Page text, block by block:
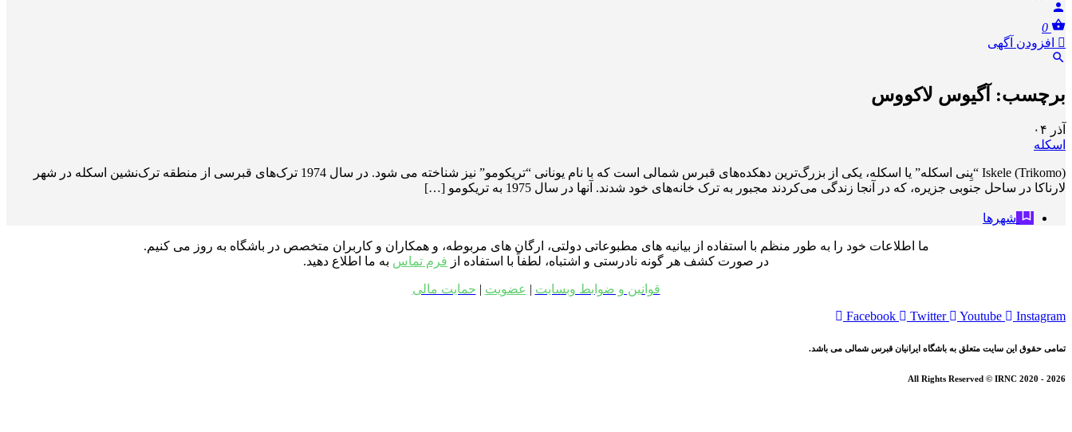
0
افزودن آگهی
برچسب: آگیوس لاکووس
آذر ۰۴
اسکله
Iskele (Trikomo) “یِنی اسکله” یا اسکله، یکی از بزرگ‌ترین دهکده‌های قبرس شمالی است که با نام یونانی “تریکومو” نیز شناخته می شود. در سال 1974 ترک‌های قبرسی از منطقه ترک‌نشین اسکله در شهر
لارناکا در ساحل جنوبی جزیره، که در آنجا زندگی می‌کردند مجبور به ترک خانه‌های خود شدند. آنها در سال 1975 به تریکومو […]
شهرها
ما اطلاعات خود را به طور منظم با استفاده از بیانیه های مطبوعاتی دولتی، ارگان های مربوطه، و همکاران و کاربران متخصص در باشگاه به روز می کنیم.
در صورت کشف هر گونه نادرستی و اشتباه، لطفاً با استفاده از فرم تماس به ما اطلاع دهید.
قوانین و ضوابط وبسایت | عضویت | حمایت مالی
Facebook
Twitter Youtube Instagram
تمامی حقوق این سایت متعلق به باشگاه ایرانیان قبرس شمالی می باشد.
All Rights Reserved © IRNC 2020 - 2026